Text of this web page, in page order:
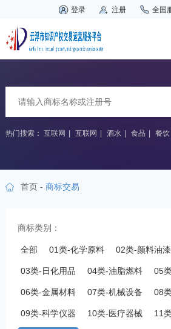
登录 注册 全国
热门搜索： 互联网 互联网 酒水 食品 餐饮
首页- 商标交易
商标类别：
全部 01类-化学原料 02类-颜料油漆
03类-日化用品 04类-油脂燃料 05
06类-金属材料 07类-机械设备 08
09类-科学仪器 10类-医疗器械 11